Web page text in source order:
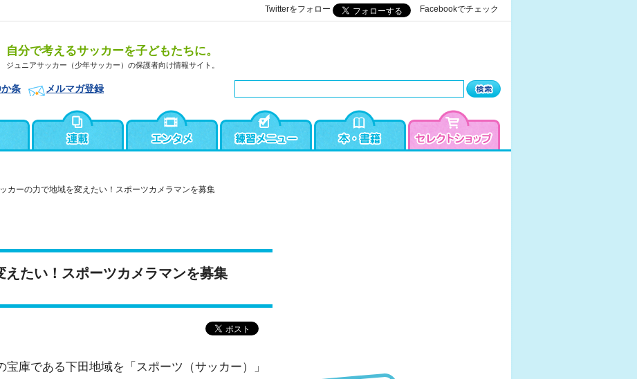
Twitterをフォロー Facebookでチェック
自分で考えるサッカーを子どもたちに。
ジュニアサッカー（少年サッカー）の保護者向け情報サイト。
条 メルマガ登録
カーの力で地域を変えたい！スポーツカメラマンを募集
えたい！スポーツカメラマンを募集
庫である下田地域を「スポーツ（サッカー）」